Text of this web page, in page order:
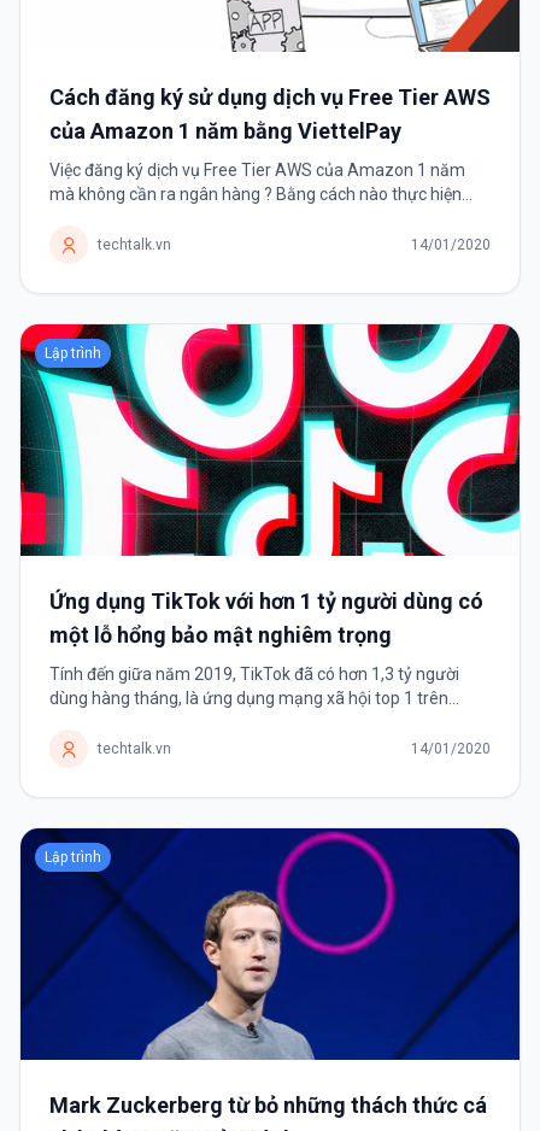
Cách đăng ký sử dụng dịch vụ Free Tier AWS
của Amazon 1 năm bằng ViettelPay
Việc đăng ký dịch vụ Free Tier AWS của Amazon 1 năm
mà không cần ra ngân hàng ? Bằng cách nào thực hiện
(Amazon Web Services) là sản phẩm...
techtalk.vn 14/01/2020
Lập trình
Ứng dụng TikTok với hơn 1 tỷ người dùng có
một lỗ hổng bảo mật nghiêm trọng
Tính đến giữa năm 2019, TikTok đã có hơn 1,3 tỷ người
dùng hàng tháng, là ứng dụng mạng xã hội top 1 trên
chia sẻ những video ngắn,...
techtalk.vn 14/01/2020
Lập trình
Mark Zuckerberg từ bỏ những thách thức cá